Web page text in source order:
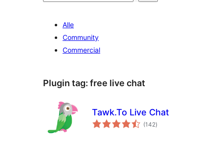
Alle
Community
Commercial
Plugin tag: free live chat
Tawk.To Live Chat
(142totaal
waarderingen
)